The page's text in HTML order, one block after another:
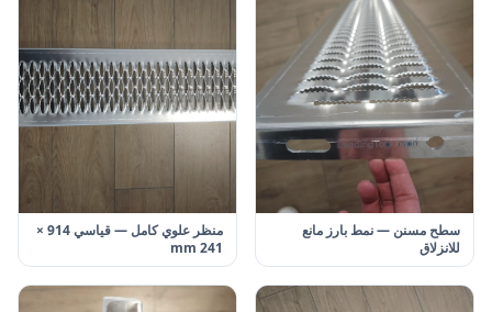
سطح مسنن — نمط بارز مانع
للانزلاق
منظر علوي كامل — قياسي 914 ×
241 mm